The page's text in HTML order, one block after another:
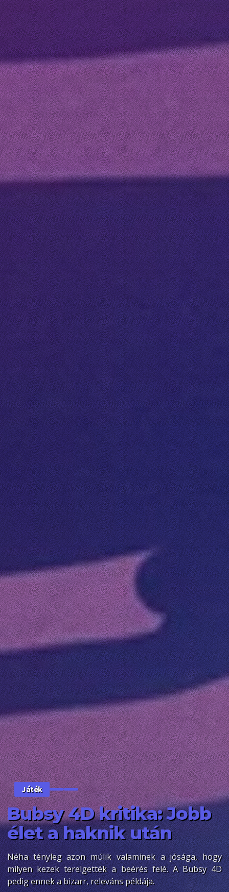
Játék
Bubsy 4D kritika: Jobb
élet a haknik után
Néha tényleg azon múlik valaminek a jósága, hogy
milyen kezek terelgették a beérés felé. A Bubsy 4D
pedig ennek a bizarr, releváns példája.